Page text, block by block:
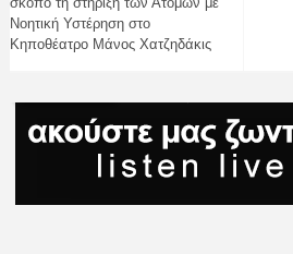
Νοητική Υστέρηση στο
Κηποθέατρο Μάνος Χατζηδάκις